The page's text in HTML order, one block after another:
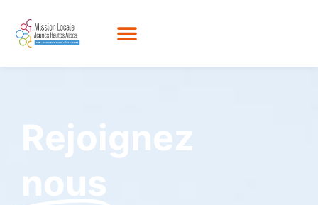
principal
Rejoignez
nous